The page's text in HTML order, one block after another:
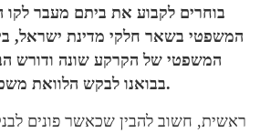
בוחרים לקבוע את ביתם מעבר לקו
המשפטי בשאר חלקי מדינת ישראל,
המשפטי של הקרקע שונה ודורש
בבואנו לבקש הלוואת משכנתא לבניה או רכישה.
ראשית, חשוב להבין שכאשר פונים